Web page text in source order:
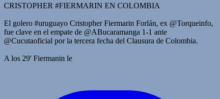
CRISTOPHER #FIERMARIN EN COLOMBIA
El golero #uruguayo Cristopher Fiermarin Forlán, ex @Torqueinfo,
fue clave en el empate de @ABucaramanga 1-1 ante
@Cucutaoficial por la tercera fecha del Clausura de Colombia.
A los 29' Fiermanin le